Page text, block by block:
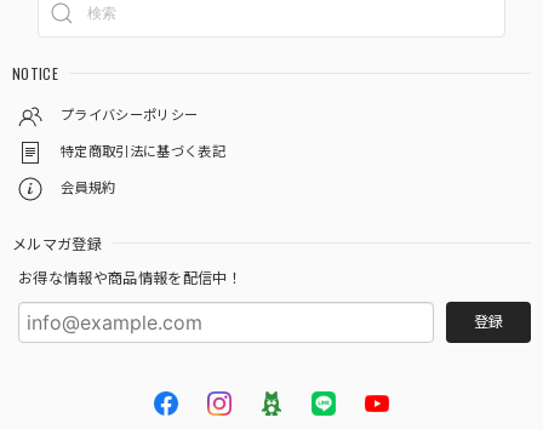
NOTICE
プライバシーポリシー
特定商取引法に基づく表記
会員規約
メルマガ登録
お得な情報や商品情報を配信中！
登録